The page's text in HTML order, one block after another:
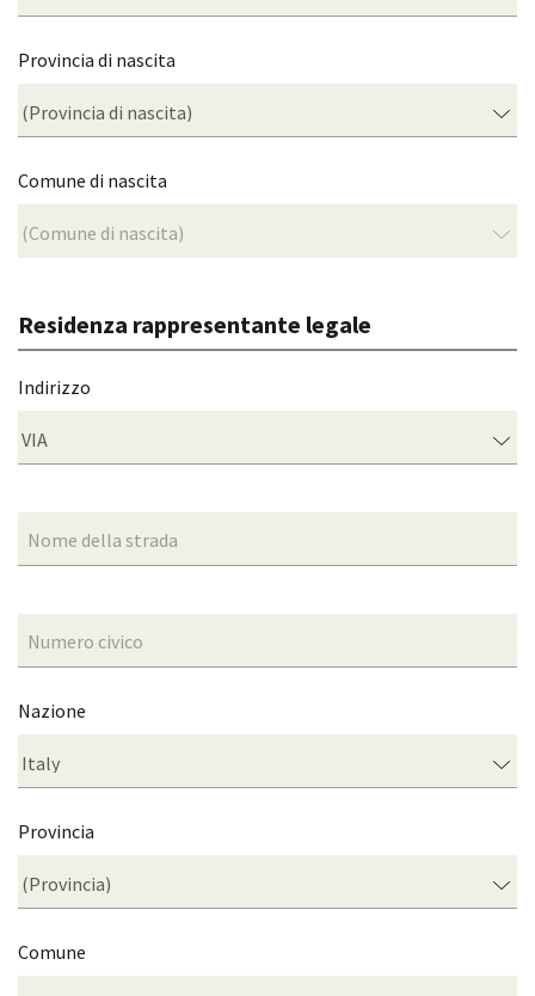
Provincia di nascita
Comune di nascita
Residenza rappresentante legale
Indirizzo
Nazione
Provincia
Comune